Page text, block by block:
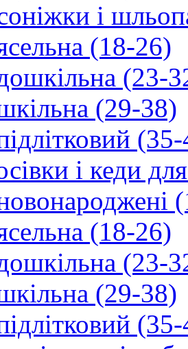
і
(18-26)
(23-
(29-38)
і кеди
(18-26)
(23-
(29-38)